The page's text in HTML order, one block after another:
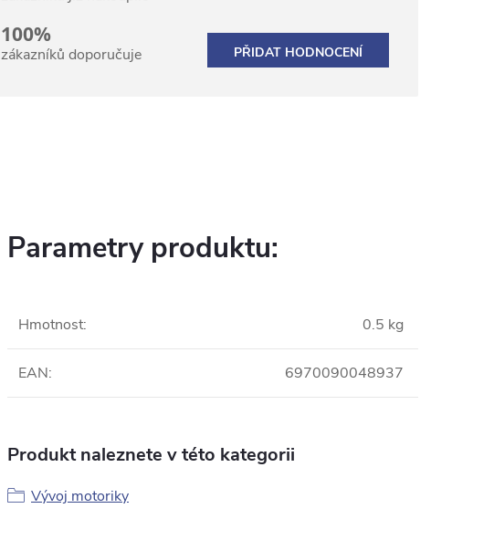
100%
zákazníků doporučuje PŘIDAT HODNOCENÍ
Parametry produktu:
Hmotnost: 0.5 kg
EAN: 6970090048937
Produkt naleznete v této kategorii
Vývoj motoriky